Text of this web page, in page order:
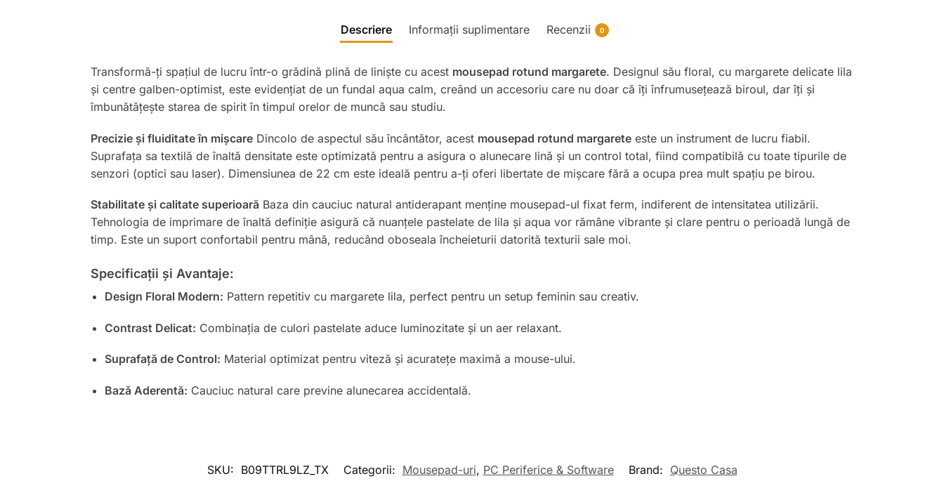
Descriere Informații suplimentare Recenzii 0
Transformă-ți spațiul de lucru într-o grădină plină de liniște cu acest mousepad rotund margarete. Designul său floral, cu margarete delicate lila
și centre galben-optimist, este evidențiat de un fundal aqua calm, creând un accesoriu care nu doar că îți înfrumusețează biroul, dar îți și
îmbunătățește starea de spirit în timpul orelor de muncă sau studiu.
Precizie și fluiditate în mișcareDincolo de aspectul său încântător, acest mousepad rotund margareteeste un instrument de lucru fiabil.
Suprafața sa textilă de înaltă densitate este optimizată pentru a asigura o alunecare lină și un control total, fiind compatibilă cu toate tipurile de
senzori (optici sau laser). Dimensiunea de 22 cm este ideală pentru a-ți oferi libertate de mișcare fără a ocupa prea mult spațiu pe birou.
Stabilitate și calitate superioară Baza din cauciuc natural antiderapant menține mousepad-ul fixat ferm, indiferent de intensitatea utilizării.
Tehnologia de imprimare de înaltă definiție asigură că nuanțele pastelate de lila și aqua vor rămâne vibrante și clare pentru o perioadă lungă de
timp. Este un suport confortabil pentru mână, reducând oboseala încheieturii datorită texturii sale moi.
Specificații și Avantaje:
Design Floral Modern: Pattern repetitiv cu margarete lila, perfect pentru un setup feminin sau creativ.
Contrast Delicat: Combinația de culori pastelate aduce luminozitate și un aer relaxant.
Suprafață de Control: Material optimizat pentru viteză și acuratețe maximă a mouse-ului.
Bază Aderentă: Cauciuc natural care previne alunecarea accidentală.
SKU: B09TTRL9LZ_TX Categorii: Mousepad-uri, PC Periferice & Software Brand: Questo Casa